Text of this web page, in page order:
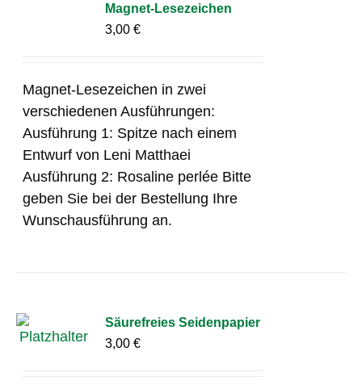
Magnet-Lesezeichen
3,00€
Magnet-Lesezeichen in zwei
verschiedenen Ausführungen:
Ausführung 1: Spitze nach einem
Entwurf von Leni Matthaei
Ausführung 2: Rosaline perlée Bitte
geben Sie bei der Bestellung Ihre
Wunschausführung an.
Säurefreies Seidenpapier
3,00€